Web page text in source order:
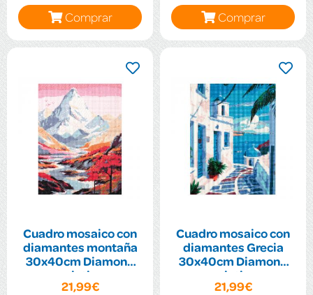
Comprar
Comprar
Cuadro mosaico con
diamantes montaña
30x40cm Diamond
painting
21,99€
Cuadro mosaico con
diamantes Grecia
30x40cm Diamond
painting
21,99€